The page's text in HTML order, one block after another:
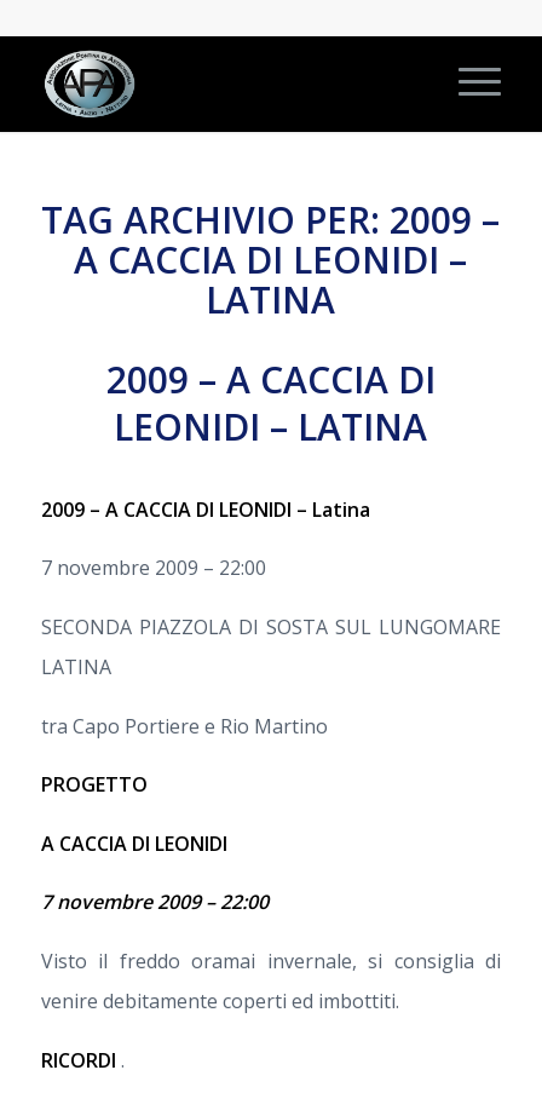
TAG ARCHIVIO PER: 2009 –
A CACCIA DI LEONIDI –
LATINA
2009 – A CACCIA DI
LEONIDI – LATINA
2009 – A CACCIA DI LEONIDI – Latina
7 novembre 2009 – 22:00
SECONDA PIAZZOLA DI SOSTA SUL LUNGOMARE
LATINA
tra Capo Portiere e Rio Martino
PROGETTO
A CACCIA DI LEONIDI
7 novembre 2009 – 22:00
Visto il freddo oramai invernale, si consiglia di
venire debitamente coperti ed imbottiti.
RICORDI .